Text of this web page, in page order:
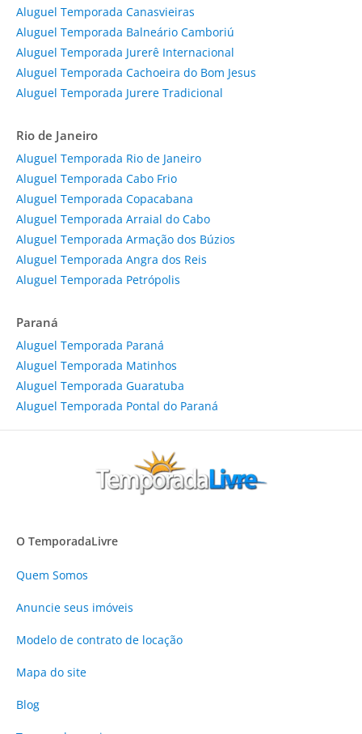
Aluguel Temporada Canasvieiras
Aluguel Temporada Balneário Camboriú
Aluguel Temporada Jurerê Internacional
Aluguel Temporada Cachoeira do Bom Jesus
Aluguel Temporada Jurere Tradicional
Rio de Janeiro
Aluguel Temporada Rio de Janeiro
Aluguel Temporada Cabo Frio
Aluguel Temporada Copacabana
Aluguel Temporada Arraial do Cabo
Aluguel Temporada Armação dos Búzios
Aluguel Temporada Angra dos Reis
Aluguel Temporada Petrópolis
Paraná
Aluguel Temporada Paraná
Aluguel Temporada Matinhos
Aluguel Temporada Guaratuba
Aluguel Temporada Pontal do Paraná
O TemporadaLivre
Quem Somos
Anuncie seus imóveis
Modelo de contrato de locação
Mapa do site
Blog